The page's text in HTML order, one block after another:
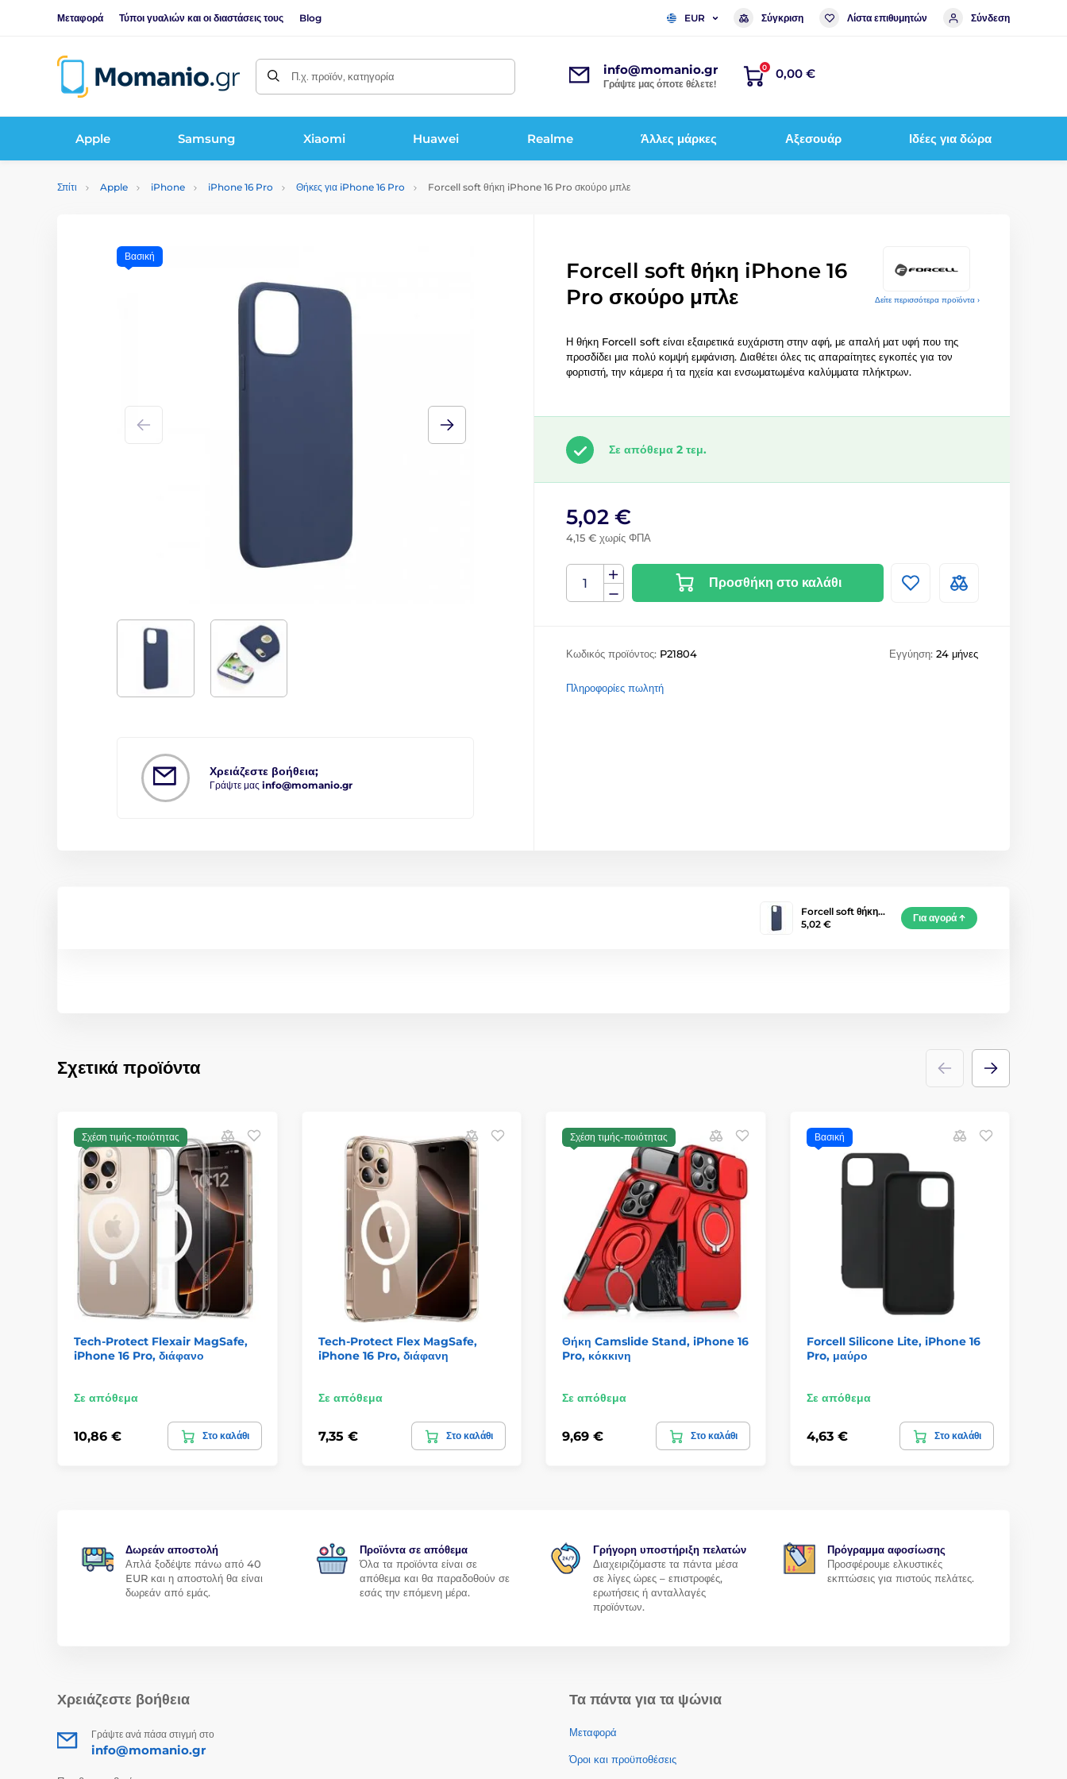
Μεταφορά Τύποι γυαλιών και οι διαστάσεις τους Blog EUR Σύγκριση Λίστα επιθυμητών Σύνδεση
Π.χ. προϊόν, κατηγορία info@momanio.gr
Γράψτε μας όποτε θέλετε!
0 0,00 €
Apple Samsung Xiaomi Huawei Realme Άλλες μάρκες Αξεσουάρ Ιδέες για δώρα
Σπίτι Apple iPhone iPhone 16 Pro Θήκες για iPhone 16 Pro Forcell soft θήκη iPhone 16 Pro σκούρο μπλε
Δείτε περισσότερα προϊόντα ›
Χρειάζεστε βοήθεια;
Γράψτε μας info@momanio.gr
Βασική
Forcell soft θήκη iPhone 16
Pro σκούρο μπλε
Η θήκη Forcell soft είναι εξαιρετικά ευχάριστη στην αφή, με απαλή ματ υφή που της
προσδίδει μια πολύ κομψή εμφάνιση. Διαθέτει όλες τις απαραίτητες εγκοπές για τον
φορτιστή, την κάμερα ή τα ηχεία και ενσωματωμένα καλύμματα πλήκτρων.
Σε απόθεμα 2 τεμ.
5,02 €
4,15 € χωρίς ΦΠΑ
Προσθήκη στο καλάθι
Κωδικός προϊόντος: P21804 Εγγύηση: 24 μήνες
Πληροφορίες πωλητή
Forcell soft θήκη…
5,02 €
Για αγορά
Σχετικά προϊόντα
Σχέση τιμής-ποιότητας
Tech-Protect Flexair MagSafe,
iPhone 16 Pro, διάφανο
Σε απόθεμα
10,86 € Στο καλάθι
Tech-Protect Flex MagSafe,
iPhone 16 Pro, διάφανη
Σε απόθεμα
7,35 € Στο καλάθι
Σχέση τιμής-ποιότητας
Θήκη Camslide Stand, iPhone 16
Pro, κόκκινη
Σε απόθεμα
9,69 € Στο καλάθι
Βασική
Forcell Silicone Lite, iPhone 16
Pro, μαύρο
Σε απόθεμα
4,63 € Στο καλάθι
Δωρεάν αποστολή
Απλά ξοδέψτε πάνω από 40
EUR και η αποστολή θα είναι
δωρεάν από εμάς.
Προϊόντα σε απόθεμα
Όλα τα προϊόντα είναι σε
απόθεμα και θα παραδοθούν σε
εσάς την επόμενη μέρα.
Γρήγορη υποστήριξη πελατών
Διαχειριζόμαστε τα πάντα μέσα
σε λίγες ώρες – επιστροφές,
ερωτήσεις ή ανταλλαγές
προϊόντων.
Πρόγραμμα αφοσίωσης
Προσφέρουμε ελκυστικές
εκπτώσεις για πιστούς πελάτες.
Χρειάζεστε βοήθεια
Γράψτε ανά πάσα στιγμή στο
info@momanio.gr
Τα πάντα για τα ψώνια
Μεταφορά
Όροι και προϋποθέσεις